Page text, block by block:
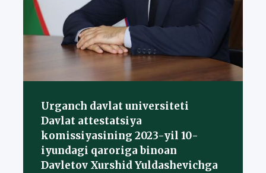
Urganch davlat universiteti
Davlat attestatsiya
komissiyasining 2023-yil 10-
iyundagi qaroriga binoan
Davletov Xurshid Yuldashevichga